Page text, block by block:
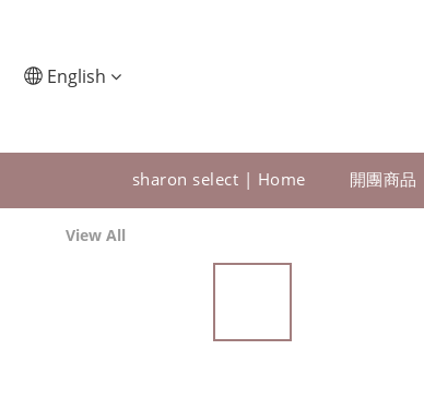
English
sharon select | Home 開團商品
View All